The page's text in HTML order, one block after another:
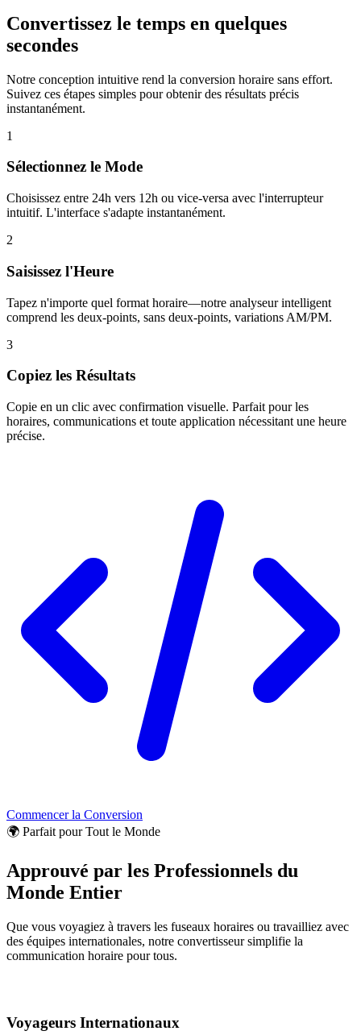
Convertissez le temps en quelques
secondes
Notre conception intuitive rend la conversion horaire sans effort.
Suivez ces étapes simples pour obtenir des résultats précis
instantanément.
1
Sélectionnez le Mode
Choisissez entre 24h vers 12h ou vice-versa avec l'interrupteur
intuitif. L'interface s'adapte instantanément.
2
Saisissez l'Heure
Tapez n'importe quel format horaire—notre analyseur intelligent
comprend les deux-points, sans deux-points, variations AM/PM.
3
Copiez les Résultats
Copie en un clic avec confirmation visuelle. Parfait pour les
horaires, communications et toute application nécessitant une heure
précise.
Commencer la Conversion
🌍 Parfait pour Tout le Monde
Approuvé par les Professionnels du
Monde Entier
Que vous voyagiez à travers les fuseaux horaires ou travailliez avec
des équipes internationales, notre convertisseur simplifie la
communication horaire pour tous.
Voyageurs Internationaux